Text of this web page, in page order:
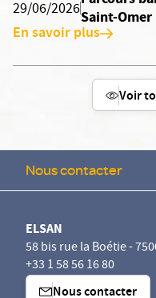
29/06/2026Saint-Omer
En savoir plus
Voir
Nous contacter
ELSAN
58 bis rue la Boétie -
+33 1 58 56 16 80
Nous contacter